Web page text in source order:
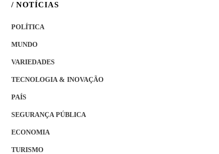
/ NOTÍCIAS
POLÍTICA
MUNDO
VARIEDADES
TECNOLOGIA & INOVAÇÃO
PAÍS
SEGURANÇA PÚBLICA
ECONOMIA
TURISMO